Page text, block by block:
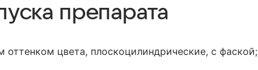
препарата
оттенком цвета, плоскоцилиндрические, с фаской;